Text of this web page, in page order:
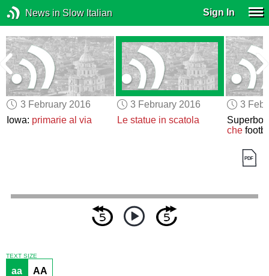
News in Slow Italian Sign In
3 February 2016
Iowa: primarie al via
3 February 2016
Le statue in scatola
3
che
TEXT SIZE
aa AA